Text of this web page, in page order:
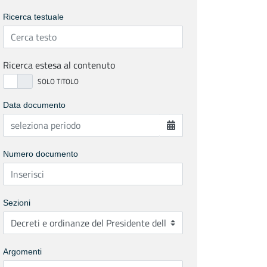
Ricerca testuale
Ricerca estesa al contenuto
Data documento
Numero documento
Sezioni
Argomenti